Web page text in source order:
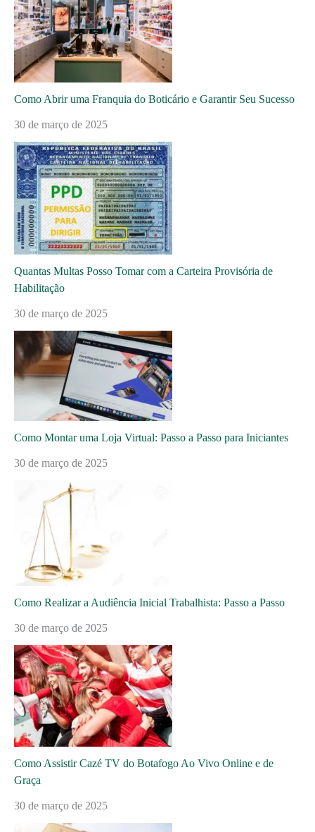
Como Abrir uma Franquia do Boticário e Garantir Seu Sucesso
30 de março de 2025
Quantas Multas Posso Tomar com a Carteira Provisória de
Habilitação
30 de março de 2025
Como Montar uma Loja Virtual: Passo a Passo para Iniciantes
30 de março de 2025
Como Realizar a Audiência Inicial Trabalhista: Passo a Passo
30 de março de 2025
Como Assistir Cazé TV do Botafogo Ao Vivo Online e de
Graça
30 de março de 2025